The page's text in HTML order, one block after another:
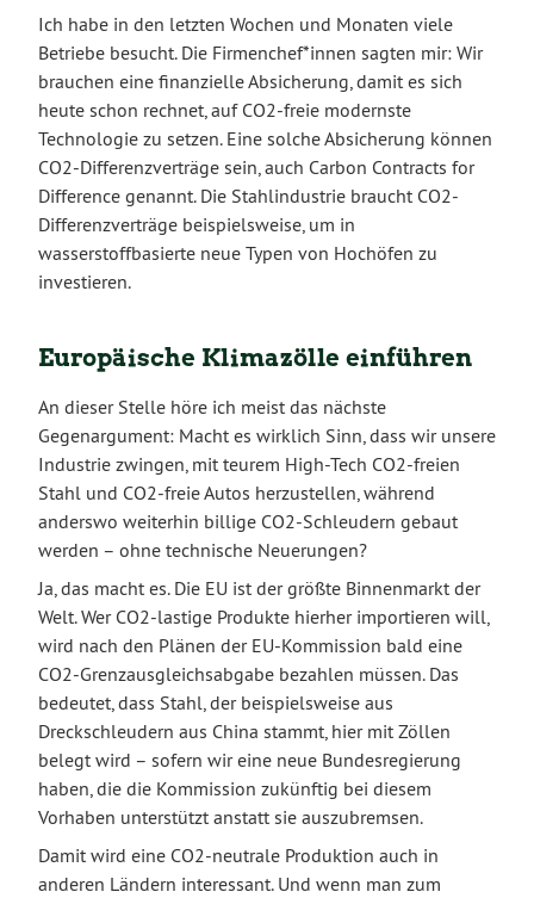
Ich habe in den letzten Wochen und Monaten viele
Betriebe besucht. Die Firmenchef*innen sagten mir: Wir
brauchen eine finanzielle Absicherung, damit es sich
heute schon rechnet, auf CO2-freie modernste
Technologie zu setzen. Eine solche Absicherung können
CO2-Differenzverträge sein, auch Carbon Contracts for
Difference genannt. Die Stahlindustrie braucht CO2-
Differenzverträge beispielsweise, um in
wasserstoffbasierte neue Typen von Hochöfen zu
investieren.
Europäische Klimazölle einführen
An dieser Stelle höre ich meist das nächste
Gegenargument: Macht es wirklich Sinn, dass wir unsere
Industrie zwingen, mit teurem High-Tech CO2-freien
Stahl und CO2-freie Autos herzustellen, während
anderswo weiterhin billige CO2-Schleudern gebaut
werden – ohne technische Neuerungen?
Ja, das macht es. Die EU ist der größte Binnenmarkt der
Welt. Wer CO2-lastige Produkte hierher importieren will,
wird nach den Plänen der EU-Kommission bald eine
CO2-Grenzausgleichsabgabe bezahlen müssen. Das
bedeutet, dass Stahl, der beispielsweise aus
Dreckschleudern aus China stammt, hier mit Zöllen
belegt wird – sofern wir eine neue Bundesregierung
haben, die die Kommission zukünftig bei diesem
Vorhaben unterstützt anstatt sie auszubremsen.
Damit wird eine CO2-neutrale Produktion auch in
anderen Ländern interessant. Und wenn man zum